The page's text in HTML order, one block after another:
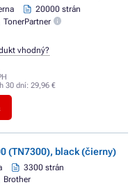
20000 strán
TonerPartner
30 dní: 29,96 €
vhodný?
(TN7300), black (čierny)
3300 strán
Brother